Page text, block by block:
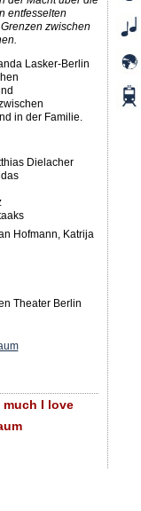
entfesselten
zwischen
Lasker-Berlin
in der Familie.
Dielacher
Hofmann, Katrija
Theater Berlin
I love